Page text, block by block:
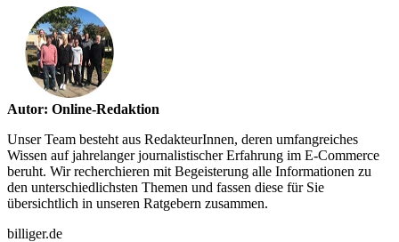
Autor: Online-Redaktion
Unser Team besteht aus RedakteurInnen, deren umfangreiches
Wissen auf jahrelanger journalistischer Erfahrung im E-Commerce
beruht. Wir recherchieren mit Begeisterung alle Informationen zu
den unterschiedlichsten Themen und fassen diese für Sie
übersichtlich in unseren Ratgebern zusammen.
billiger.de